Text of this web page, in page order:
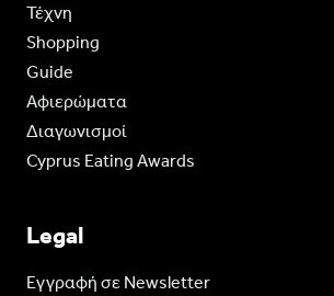
Τέχνη
Shopping
Guide
Aφιερώματα
Διαγωνισμοί
Cyprus Eating Awards
Legal
Eγγραφή σε Newsletter